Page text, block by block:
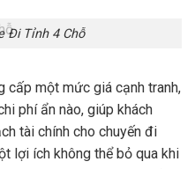
Đi Tỉnh 4 Chỗ
cấp một mức giá cạnh tranh,
phí ẩn nào, giúp khách
tài chính cho chuyến đi
lợi ích không thể bỏ qua khi